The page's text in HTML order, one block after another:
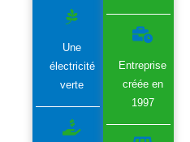
Une
électricité
verte
Entreprise
créée en
1997